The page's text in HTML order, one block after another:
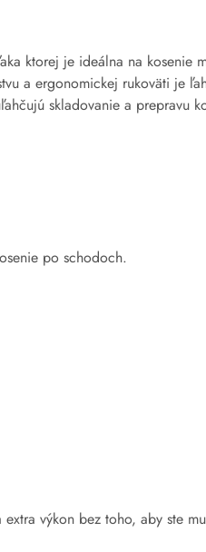
ktorej je ideálna na kosenie
a ergonomickej rukoväti je
skladovanie a prepravu
po schodoch.
výkon bez toho, aby ste